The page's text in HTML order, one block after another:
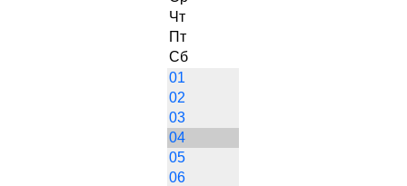
Чт
Пт
Сб
01
02
03
04
05
06